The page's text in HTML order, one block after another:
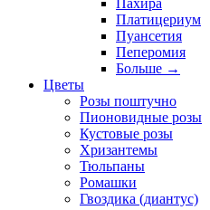
Пахира
Платицериум
Пуансетия
Пеперомия
Больше →
Цветы
Розы поштучно
Пионовидные розы
Кустовые розы
Хризантемы
Тюльпаны
Ромашки
Гвоздика (диантус)